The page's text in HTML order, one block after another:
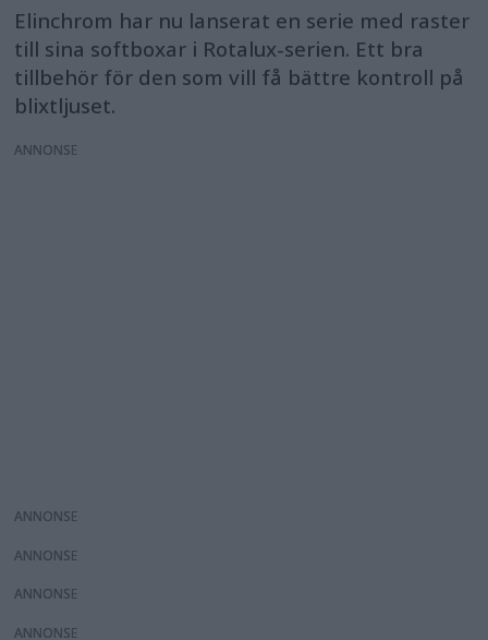
Elinchrom har nu lanserat en serie med raster
till sina softboxar i Rotalux-serien. Ett bra
tillbehör för den som vill få bättre kontroll på
blixtljuset.
ANNONS
ANNONS
ANNONS
ANNONS
ANNONS